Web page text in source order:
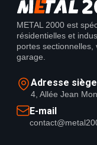
METAL 2000 est
résidentielles et
portes sectionnelles,
garage.
Adresse siège
4, Allée Jean
E-mail